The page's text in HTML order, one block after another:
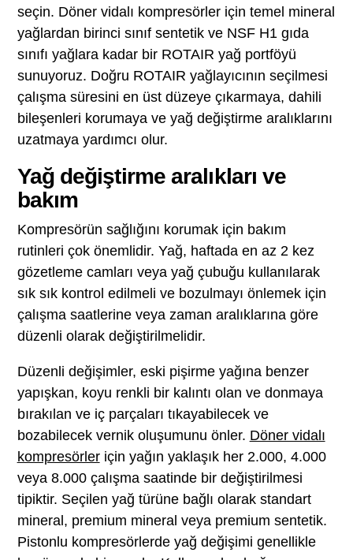
seçin. Döner vidalı kompresörler için temel mineral
yağlardan birinci sınıf sentetik ve NSF H1 gıda
sınıfı yağlara kadar bir ROTAIR yağ portföyü
sunuyoruz. Doğru ROTAIR yağlayıcının seçilmesi
çalışma süresini en üst düzeye çıkarmaya, dahili
bileşenleri korumaya ve yağ değiştirme aralıklarını
uzatmaya yardımcı olur.
Yağ değiştirme aralıkları ve
bakım
Kompresörün sağlığını korumak için bakım
rutinleri çok önemlidir. Yağ, haftada en az 2 kez
gözetleme camları veya yağ çubuğu kullanılarak
sık sık kontrol edilmeli ve bozulmayı önlemek için
çalışma saatlerine veya zaman aralıklarına göre
düzenli olarak değiştirilmelidir.
Düzenli değişimler, eski pişirme yağına benzer
yapışkan, koyu renkli bir kalıntı olan ve donmaya
bırakılan ve iç parçaları tıkayabilecek ve
bozabilecek vernik oluşumunu önler. Döner vidalı
kompresörleriçin yağın yaklaşık her 2.000, 4.000
veya 8.000 çalışma saatinde bir değiştirilmesi
tipiktir. Seçilen yağ türüne bağlı olarak standart
mineral, premium mineral veya premium sentetik.
Pistonlu kompresörlerde yağ değişimi genellikle